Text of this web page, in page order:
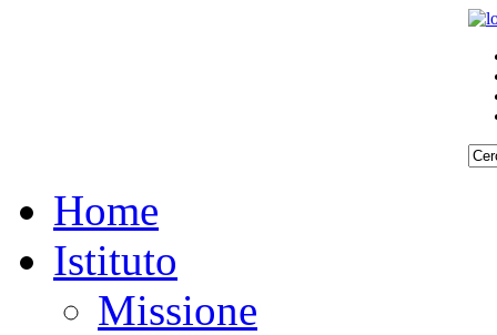
Home
Istituto
Missione